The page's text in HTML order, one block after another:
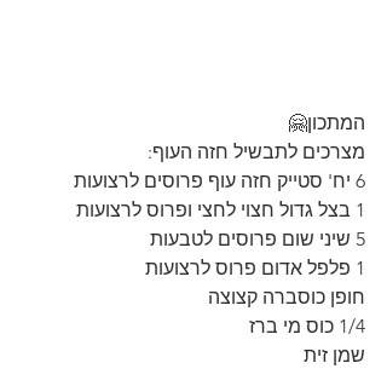
המתכון🤗
מצרכים לתבשיל חזה העוף:
6 יח' סטייק חזה עוף פרוסים לרצועות
1 בצל גדול חצוי לחצי ופרוס לרצועות
5 שיני שום פרוסים לטבעות
1 פלפל אדום פרוס לרצועות
חופן כוסברה קצוצה
1/4 כוס מי ברז
שמן זית